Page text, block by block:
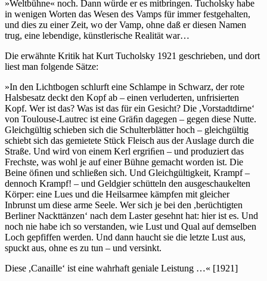
»Weltbühne« noch. Dann würde er es mitbringen. Tucholsky habe
in wenigen Worten das Wesen des Vamps für immer festgehalten,
und dies zu einer Zeit, wo der Vamp, ohne daß er diesen Namen
trug, eine lebendige, künstlerische Realität war…
Die erwähnte Kritik hat Kurt Tucholsky 1921 geschrieben, und dort
liest man folgende Sätze:
»In den Lichtbogen schlurft eine Schlampe in Schwarz, der rote
Halsbesatz deckt den Kopf ab – einen verluderten, unfrisierten
Kopf. Wer ist das? Was ist das für ein Gesicht? Die ,Vorstadtdirne‘
von Toulouse-Lautrec ist eine Gräﬁn dagegen – gegen diese Nutte.
Gleichgültig schieben sich die Schulterblätter hoch – gleichgültig
schiebt sich das gemietete Stück Fleisch aus der Auslage durch die
Straße. Und wird von einem Kerl ergriﬁen – und produziert das
Frechste, was wohl je auf einer Bühne gemacht worden ist. Die
Beine öﬁnen und schließen sich. Und Gleichgültigkeit, Krampf –
dennoch Krampf! – und Geldgier schütteln den ausgeschaukelten
Körper: eine Lues und die Heilsarmee kämpfen mit gleicher
Inbrunst um diese arme Seele. Wer sich je bei den ,berüchtigten
Berliner Nackttänzen‘ nach dem Laster gesehnt hat: hier ist es. Und
noch nie habe ich so verstanden, wie Lust und Qual auf demselben
Loch gepfiffen werden. Und dann haucht sie die letzte Lust aus,
spuckt aus, ohne es zu tun – und versinkt.
Diese ,Canaille‘ ist eine wahrhaft geniale Leistung …« [1921]